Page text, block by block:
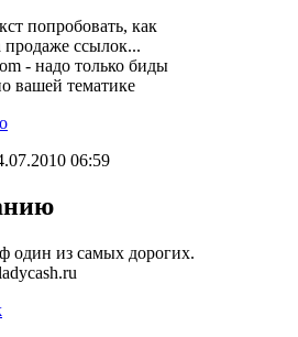
попробовать, как
продаже ссылок...
- надо только биды
вашей тематике
06:59
один из самых дорогих.